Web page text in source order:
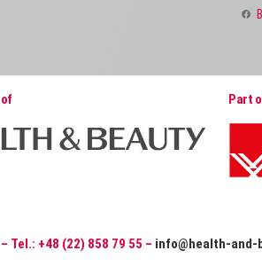
Part
Tel.: +48 (22) 858 79 55 – info@health-and-